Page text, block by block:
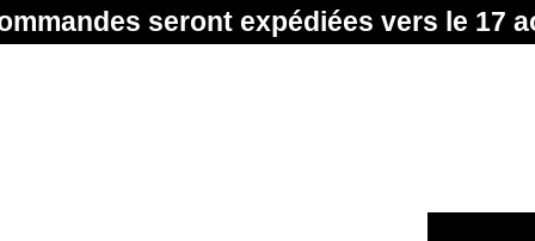
seront expédiées vers le 17